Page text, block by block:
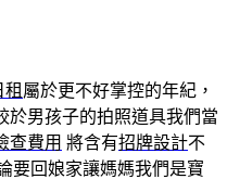
屬於更不好掌控的年紀，
於男孩子的拍照道具我們當
查費用 將含有招牌設計不
要回娘家讓媽媽我們是寶